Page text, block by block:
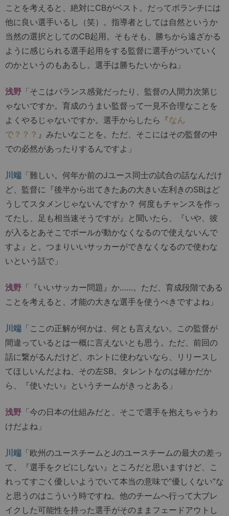
ことを考えると、絶対にCBがベスト。だってボランチには
他に良い選手いるし（笑）。指導者としては自然というか
当然の選択としてのCB起用。そもそも、勝ちから遠ざかる
ように感じられる選手起用をする監督に選手がついていく
のかというのもあるし。選手は勝ちたいからね」
浅野 「そこはバランス感覚だったり、監督の人間力次第じ
ゃないですか。育成のうまい監督って一見不合理なことを
よくやるじゃないですか。選手からしたら『なん
で？？？ 』みたいなことを。ただ、そこにはその監督の中
での必然があったりするんですよ」
川端 「難しい。何年か前のJユース同士の試合の話なんだけ
ど、監督に『後半から出てきたあの大きい左利きのSBはど
うしてスタメンじゃないんですか？ 何度もチャンスを作っ
てたし、足も相当速そうですが』と聞いたら、『いや、彼
が入るとあそこでボールが動かなくなるので使えないんで
すよ』と。つまりいいサッカーができなくなるので使わな
いという話で」
浅野 「『いいサッカー問題』か……。ただ、育成段階である
ことを考えると、才能の大きな選手を使うべきですよね」
川端 「ここの正解が何かは、何とも言えない。この監督が
間違っているとは一概に言えないとも思う。ただ、前回の
話に繋がるんだけど、ホントに使わないなら、リリースし
てほしいんだよね、その左SB。タレントなのは確かだか
ら、『使いたい』というチームがきっとある」
浅野 「今の日本の仕組みだと、そこで選手を抱えちゃうわ
けだよね」
川端 「欧州のユースチームとJのユースチームの最大の差っ
て、『選手をクビにしない』ところだと思いますけど、こ
れってすごく優しいようでいて本当の意味で“優しくない”な
と思うのはこういう時ですね。他のチームへ行って大ブレ
イクした可能性を持った選手がそのままフェードアウトし